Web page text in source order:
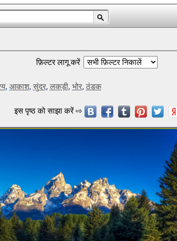
फ़िल्टर लागू करें
, आकाश, सुंदर, लकड़ी, भोर, ठंडक